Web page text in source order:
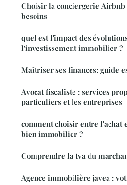
Choisir la conciergerie Airbnb
besoins
quel est l'impact des
l'investissement immobilier ?
Maîtriser ses finances: guide
Avocat fiscaliste : services
particuliers et les entreprises
comment choisir entre l'achat
bien immobilier ?
Comprendre la tva du
Agence immobilière javea :